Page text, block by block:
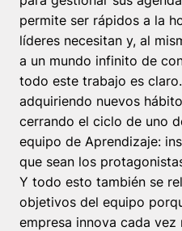
permite ser rápidos a la
líderes necesitan y, al
a un mundo infinito de
todo este trabajo es
adquiriendo nuevos
cerrando el ciclo de uno
equipo de Aprendizaje:
que sean los
Y todo esto también se
objetivos del equipo
empresa innova cada vez